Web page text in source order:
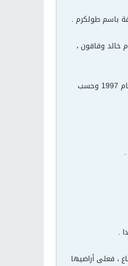
باسم طولكرم .
بها أراضي قرى إرتاح ، أم خالد وقاقون ،
قدر عدد سكانها في عام 1922 (3349) نسمة ، وعام 1945 حوالي (8090) نسمة وعام 1967 حوالي (15300) نسمة ، وعام 1987 حوالي (30100) نسمة ، وعام 1997 وحسب
، فعلى أراضيها